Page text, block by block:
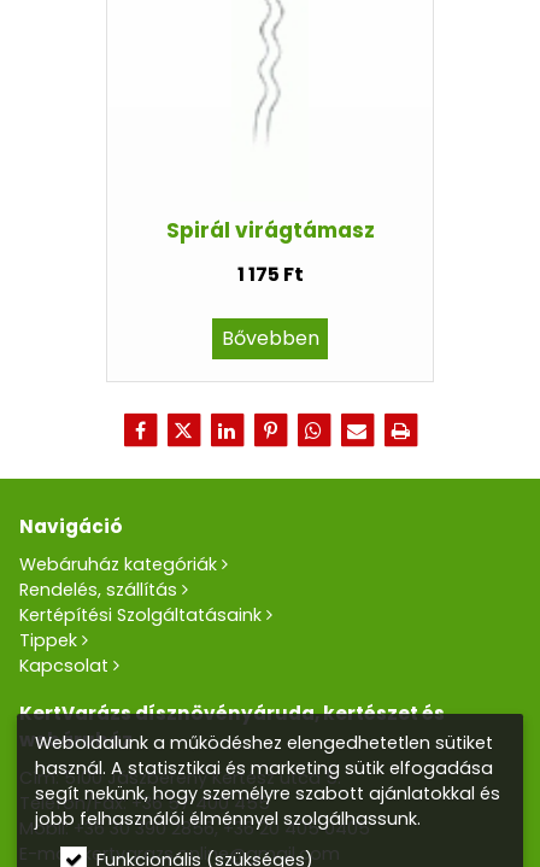
Spirál virágtámasz
1 175 Ft
Bővebben
Navigáció
Webáruház kategóriák
Rendelés, szállítás
Kertépítési Szolgáltatásaink
Tippek
Kapcsolat
KertVarázs dísznövényáruda, kertészet és
webáruház
Cím: 5100 Jászberény Kertész utca 5.
Telefon/Fax: +36 57 400 455
Mobil:+36 30 390 2856,+36 20 405 0405
E-mail:kertvarazs.online@gmail.com
Weboldalunk a működéshez elengedhetetlen sütiket
használ. A statisztikai és marketing sütik elfogadása
segít nekünk, hogy személyre szabott ajánlatokkal és
jobb felhasználói élménnyel szolgálhassunk.
Funkcionális (szükséges)